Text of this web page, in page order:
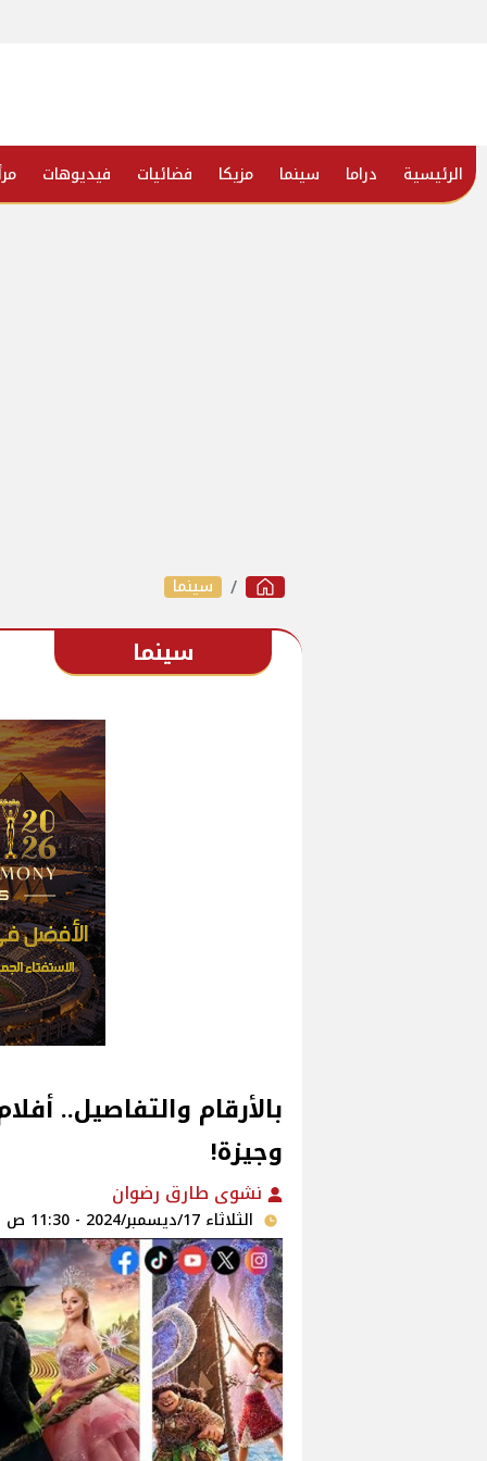
الرئيسية دراما سينما مزيكا فضائيات فيديوهات
سينما
سينما
بالأرقام والتفاصيل..
وجيزة!
نشوى طارق رضوان
الثلاثاء 17/ديسمبر/2024 - 11:30 ص